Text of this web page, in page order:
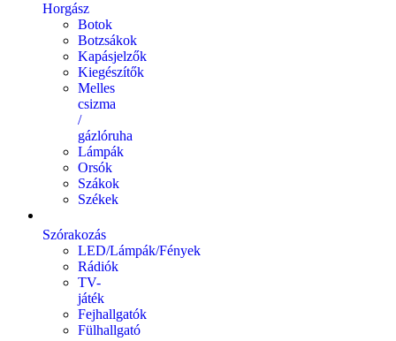
Horgász
Botok
Botzsákok
Kapásjelzők
Kiegészítők
Melles
csizma
/
gázlóruha
Lámpák
Orsók
Szákok
Székek
Szórakozás
LED/Lámpák/Fények
Rádiók
TV-
játék
Fejhallgatók
Fülhallgató